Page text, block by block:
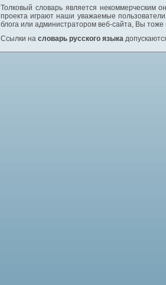
Толковый словарь является некоммерческим
проекта играют наши уважаемые
блога или администратором веб-сайта, Вы
Ссылки на словарь русского языка